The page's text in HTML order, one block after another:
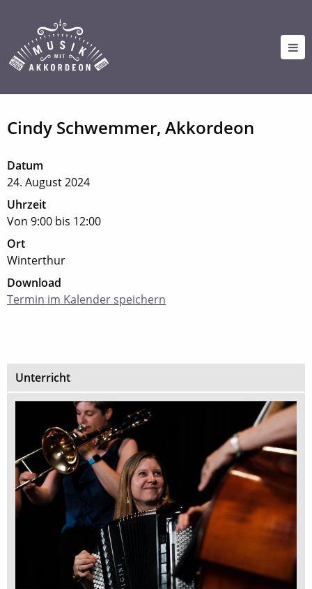
Unterricht
Cindy Schwemmer, Akkordeon
Datum
24. August 2024
Uhrzeit
Von 9:00 bis 12:00
Ort
Winterthur
Download
Termin im Kalender speichern